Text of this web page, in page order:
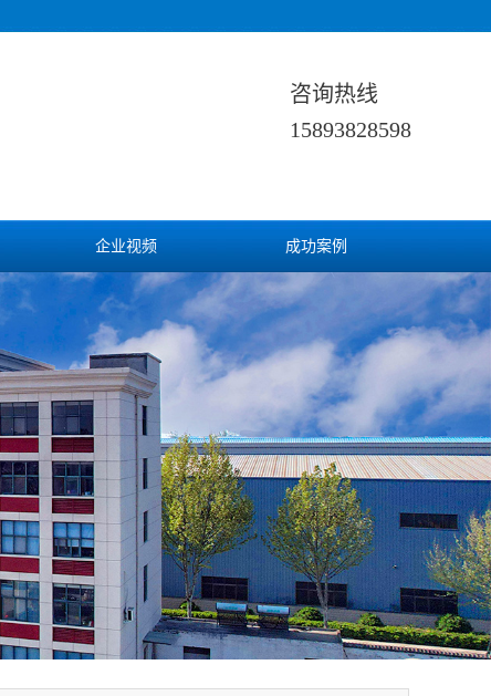
咨询热线
15893828598
企业视频 成功案例